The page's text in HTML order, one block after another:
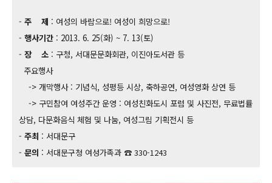
- 주 제 : 여성의 바람으로! 여성이 희망으로!
- 행사기간 : 2013. 6. 25(화) ~ 7. 13(토)
- 장 소 : 구청, 서대문문화회관, 이진아도서관 등
주요행사
-> 개막행사 : 기념식, 성평등 시상, 축하공연, 여성영화 상연 등
-> 구민참여 여성주간 운영 : 여성친화도시 포럼 및 사진전, 무료법률
상담, 다문화음식 체험 및 나눔, 여성그림 기획전시 등
- 주최 : 서대문구
- 문의 : 서대문구청 여성가족과 ☎ 330-1243